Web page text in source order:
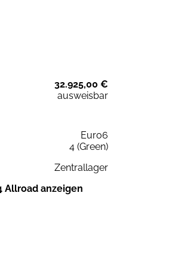
32.925,00 €
ausweisbar
Euro6
4 (Green)
Zentrallager
Allroad anzeigen